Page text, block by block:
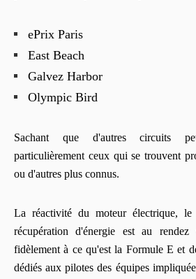
ePrix Paris
East Beach
Galvez Harbor
Olympic Bird
Sachant que d'autres circuits
particulièrement ceux qui se trouvent
ou d'autres plus connus.
La réactivité du moteur électrique, le
récupération d'énergie est au rendez
fidèlement à ce qu'est la Formule E et
dédiés aux pilotes des équipes